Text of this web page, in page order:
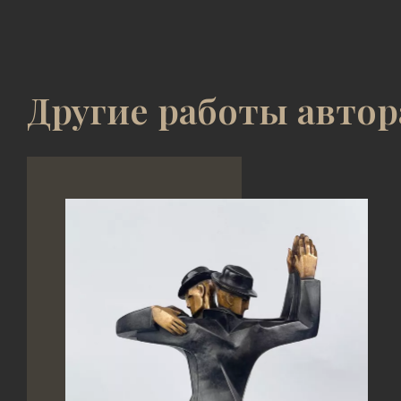
Другие работы